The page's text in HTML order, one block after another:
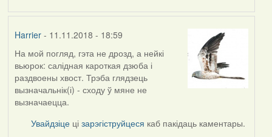
Harrier- 11.11.2018 - 18:59
In
reply
to
by
arktous
На мой погляд, гэта не дрозд, а нейкі
вьюрок: салідная кароткая дзюба і
раздвоены хвост. Трэба глядзець
вызначальнік(і) - сходу ў мяне не
вызначаецца.
Увайдзіце цізарэгіструйцеся каб пакідаць каментары.